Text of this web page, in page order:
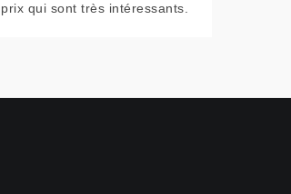
qui sont très intéressants.